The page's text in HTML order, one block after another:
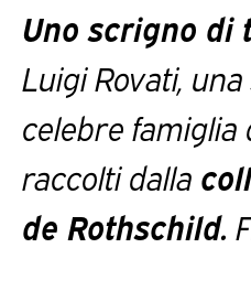
Uno scrigno
Luigi Rovati,
celebre famiglia
raccolti dalla
de Rothschild.